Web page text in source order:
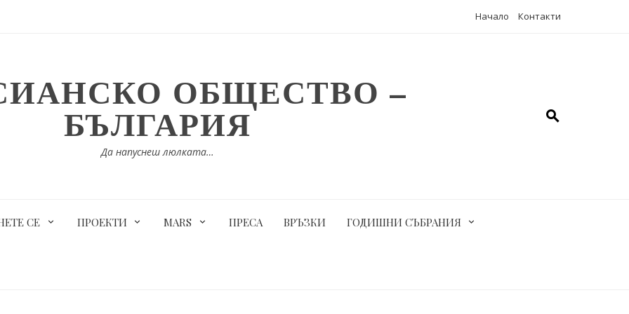
Начало Контакти
ОБЩЕСТВО –
БЪЛГАРИЯ
Да напуснеш люлката…
СЕ ПРОЕКТИ MARS ПРЕСА ВРЪЗКИ ГОДИШНИ СЪБРАНИЯ